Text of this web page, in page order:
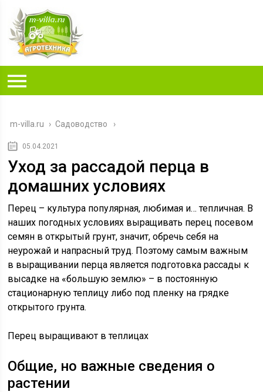
m-villa.ru › Садоводство
05.04.2021
Уход за рассадой перца в
домашних условиях
Перец – культура популярная, любимая и… тепличная. В
наших погодных условиях выращивать перец посевом
семян в открытый грунт, значит, обречь себя на
неурожай и напрасный труд. Поэтому самым важным
в выращивании перца является подготовка рассады к
высадке на «большую землю» – в постоянную
стационарную теплицу либо под пленку на грядке
открытого грунта.
Перец выращивают в теплицах
Общие, но важные сведения о
растении